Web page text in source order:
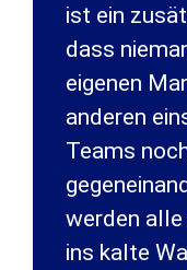
ist ein
dass
eigenen
anderen
Teams
werden
ins kalte